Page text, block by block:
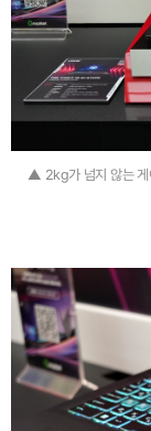
▲ 2kg가 넘지 않는 게